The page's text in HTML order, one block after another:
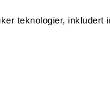
teknologier,